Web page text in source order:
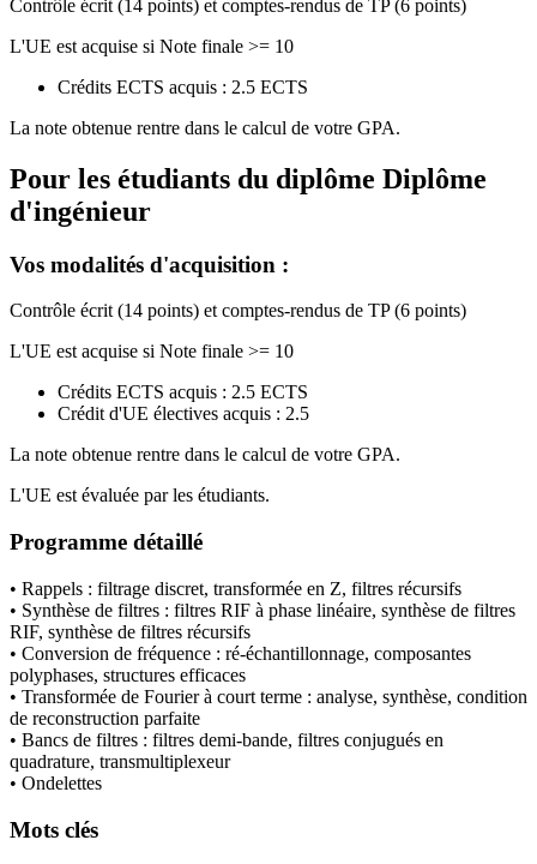
Contrôle écrit (14 points) et comptes-rendus de TP (6 points)
L'UE est acquise si Note finale >= 10
Crédits ECTS acquis : 2.5 ECTS
La note obtenue rentre dans le calcul de votre GPA.
Pour les étudiants du diplôme Diplôme
d'ingénieur
Vos modalités d'acquisition :
Contrôle écrit (14 points) et comptes-rendus de TP (6 points)
L'UE est acquise si Note finale >= 10
Crédits ECTS acquis : 2.5 ECTS
Crédit d'UE électives acquis : 2.5
La note obtenue rentre dans le calcul de votre GPA.
L'UE est évaluée par les étudiants.
Programme détaillé
• Rappels : filtrage discret, transformée en Z, filtres récursifs
• Synthèse de filtres : filtres RIF à phase linéaire, synthèse de filtres
RIF, synthèse de filtres récursifs
• Conversion de fréquence : ré-échantillonnage, composantes
polyphases, structures efficaces
• Transformée de Fourier à court terme : analyse, synthèse, condition
de reconstruction parfaite
• Bancs de filtres : filtres demi-bande, filtres conjugués en
quadrature, transmultiplexeur
• Ondelettes
Mots clés